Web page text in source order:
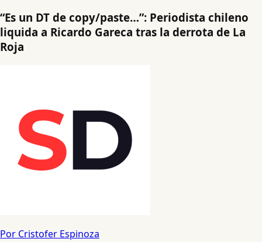
“Es un DT de copy/paste…”: Periodista chileno
liquida a Ricardo Gareca tras la derrota de La
Roja
Por Cristofer Espinoza